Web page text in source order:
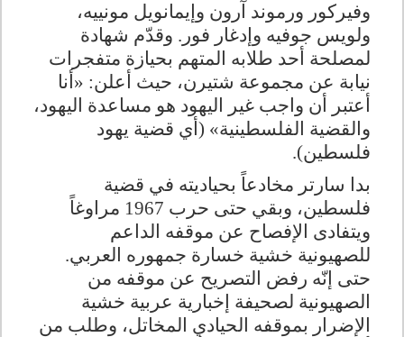
وفيركور ورموند آرون وإيمانويل مونييه،
ولويس جوفيه وإدغار فور. وقدّم شهادة
لمصلحة أحد طلابه المتهم بحيازة متفجرات
نيابة عن مجموعة شتيرن، حيث أعلن: «أنا
أعتبر أن واجب غير اليهود هو مساعدة اليهود،
والقضية الفلسطينية» (أي قضية يهود
فلسطين).
بدا سارتر مخادعاً بحياديته في قضية
فلسطين، وبقي حتى حرب 1967 مراوغاً
ويتفادى الإفصاح عن موقفه الداعم
للصهيونية خشية خسارة جمهوره العربي.
حتى إنّه رفض التصريح عن موقفه من
الصهيونية لصحيفة إخبارية عربية خشية
الإضرار بموقفه الحيادي المخاتل، وطلب من